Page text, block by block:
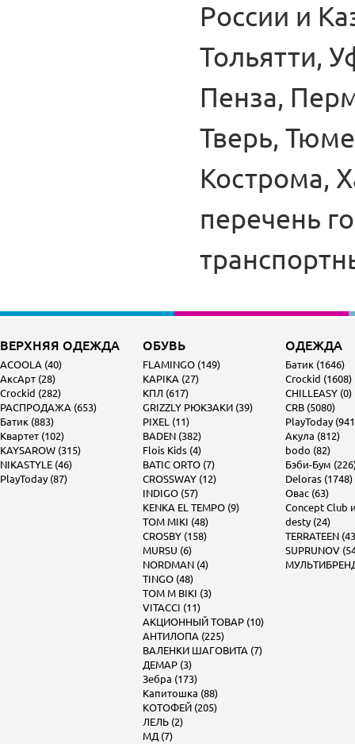
России и
Тольятти,
Пенза,
Тверь,
Кострома,
перечень
ВЕРХНЯЯ ОДЕЖДА
ACOOLA (40)
АксАрт (28)
Crockid (282)
РАСПРОДАЖА (653)
Батик (883)
Квартет (102)
KAYSAROW (315)
NIKASTYLE (46)
PlayToday (87)
ОБУВЬ
FLAMINGO (149)
KAPIKA (27)
КПЛ (617)
GRIZZLY РЮКЗАКИ (39)
PIXEL (11)
BADEN (382)
Flois Kids (4)
BATIC ORTO (7)
CROSSWAY (12)
INDIGO (57)
KENKA EL TEMPO (9)
TOM MIKI (48)
CROSBY (158)
MURSU (6)
NORDMAN (4)
TINGO (48)
TOM M BIKI (3)
VITACCI (11)
АКЦИОННЫЙ ТОВАР (10)
АНТИЛОПА (225)
ВАЛЕНКИ ШАГОВИТА (7)
ДЕМАР (3)
Зебра (173)
Капитошка (88)
КОТОФЕЙ (205)
ЛЕЛЬ (2)
МД (7)
ОДЕЖДА
Батик (1646)
Crockid (1608)
CHILLEASY (0)
CRB (5080)
PlayToday
Акула (812)
bodo (82)
Бэби-Бум
Deloras (1748)
Овас (63)
Concept Club
desty (24)
TERRATEEN
SUPRUNOV